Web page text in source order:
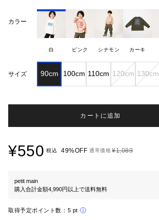
カラー
白 ピンク シナモン カーキ
サイズ 90cm 100cm 110cm 120cm 130cm
カートに追加
¥550 税込 49%OFF 通常価格¥1,089
petit main
購入合計金額4,990円以上で送料無料
取得予定ポイント数： 5 pt